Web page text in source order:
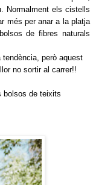
Normalment els cistells
més per anar a la platja
de fibres naturals
però aquest
no sortir al carrer!!
bolsos de teixits